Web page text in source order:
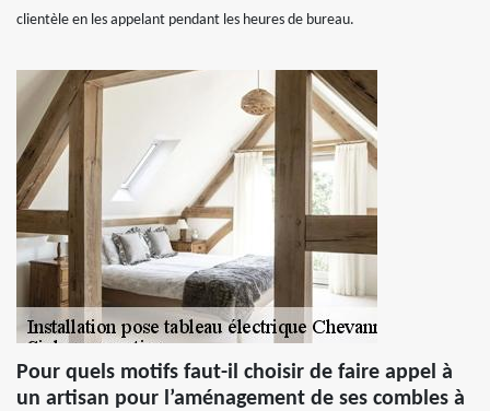
clientèle en les appelant pendant les heures de bureau.
Pour quels motifs faut-il choisir de faire appel à
un artisan pour l’aménagement de ses combles à